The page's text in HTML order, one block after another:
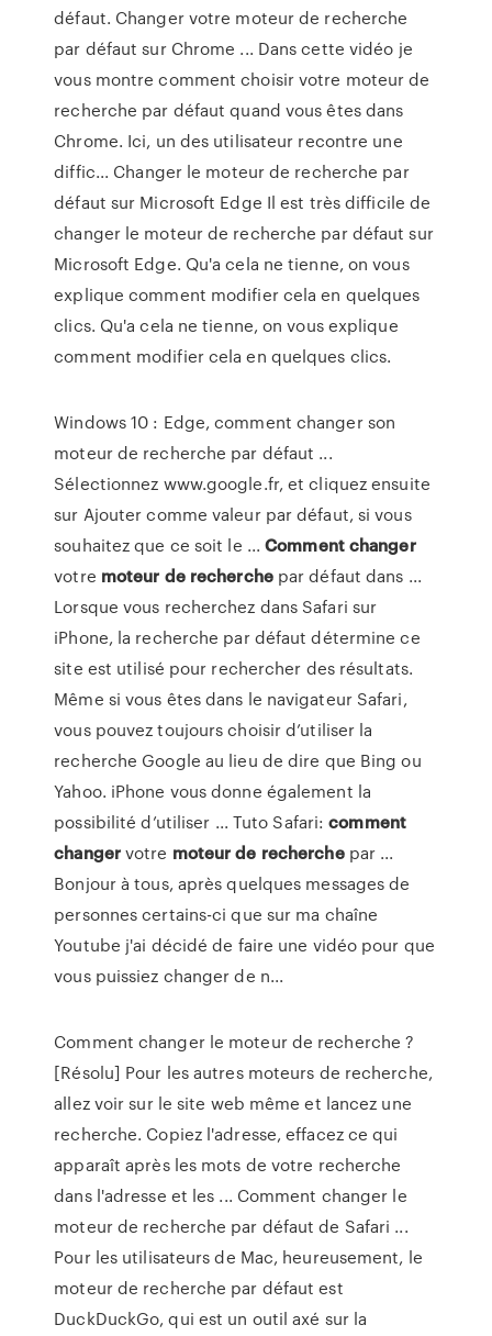
défaut. Changer votre moteur de recherche
par défaut sur Chrome ... Dans cette vidéo je
vous montre comment choisir votre moteur de
recherche par défaut quand vous êtes dans
Chrome. Ici, un des utilisateur recontre une
diffic... Changer le moteur de recherche par
défaut sur Microsoft Edge Il est très difficile de
changer le moteur de recherche par défaut sur
Microsoft Edge. Qu'a cela ne tienne, on vous
explique comment modifier cela en quelques
clics. Qu'a cela ne tienne, on vous explique
comment modifier cela en quelques clics.
Windows 10 : Edge, comment changer son
moteur de recherche par défaut ...
Sélectionnez www.google.fr, et cliquez ensuite
sur Ajouter comme valeur par défaut, si vous
souhaitez que ce soit le ...Commentchanger
votre moteur de recherchepar défaut dans ...
Lorsque vous recherchez dans Safari sur
iPhone, la recherche par défaut détermine ce
site est utilisé pour rechercher des résultats.
Même si vous êtes dans le navigateur Safari,
vous pouvez toujours choisir d’utiliser la
recherche Google au lieu de dire que Bing ou
Yahoo. iPhone vous donne également la
possibilité d’utiliser ... Tuto Safari:comment
changervotre moteur de recherchepar ...
Bonjour à tous, après quelques messages de
personnes certains-ci que sur ma chaîne
Youtube j'ai décidé de faire une vidéo pour que
vous puissiez changer de n...
Comment changer le moteur de recherche ?
[Résolu] Pour les autres moteurs de recherche,
allez voir sur le site web même et lancez une
recherche. Copiez l'adresse, effacez ce qui
apparaît après les mots de votre recherche
dans l'adresse et les ... Comment changer le
moteur de recherche par défaut de Safari ...
Pour les utilisateurs de Mac, heureusement, le
moteur de recherche par défaut est
DuckDuckGo, qui est un outil axé sur la